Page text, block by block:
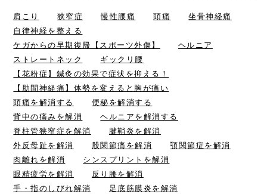
肩こり 狭窄症 慢性腰痛 頭痛
坐骨神経痛
自律神経を整える
ケガからの早期復帰【スポーツ外傷】
ヘルニア
ストレートネック
ギックリ腰
【花粉症】鍼灸の効果で症状を抑える！
【肋間神経痛】体勢を変えると胸が痛い
頭痛を解消する
便秘を解消する
背中の痛みを解消
ヘルニアを解消する
脊柱管狭窄症を解消
腱鞘炎を解消
外反母趾を解消
股関節痛を解消
顎関節症を解消
肉離れを解消
シンスプリントを解消
眼精疲労を解消
反り腰を解消
手・指のしびれ解消
足底筋膜炎を解消